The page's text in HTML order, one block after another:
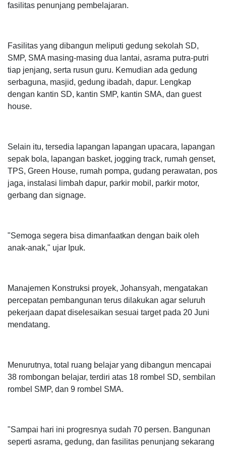
fasilitas penunjang pembelajaran.
Fasilitas yang dibangun meliputi gedung sekolah SD,
SMP, SMA masing-masing dua lantai, asrama putra-putri
tiap jenjang, serta rusun guru. Kemudian ada gedung
serbaguna, masjid, gedung ibadah, dapur. Lengkap
dengan kantin SD, kantin SMP, kantin SMA, dan guest
house.
Selain itu, tersedia lapangan lapangan upacara, lapangan
sepak bola, lapangan basket, jogging track, rumah genset,
TPS, Green House, rumah pompa, gudang perawatan, pos
jaga, instalasi limbah dapur, parkir mobil, parkir motor,
gerbang dan signage.
"Semoga segera bisa dimanfaatkan dengan baik oleh
anak-anak," ujar Ipuk.
Manajemen Konstruksi proyek, Johansyah, mengatakan
percepatan pembangunan terus dilakukan agar seluruh
pekerjaan dapat diselesaikan sesuai target pada 20 Juni
mendatang.
Menurutnya, total ruang belajar yang dibangun mencapai
38 rombongan belajar, terdiri atas 18 rombel SD, sembilan
rombel SMP, dan 9 rombel SMA.
"Sampai hari ini progresnya sudah 70 persen. Bangunan
seperti asrama, gedung, dan fasilitas penunjang sekarang